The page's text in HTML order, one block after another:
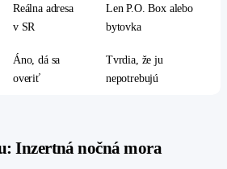
Reálna adresa
v SR
Len P.O. Box alebo
bytovka
Áno, dá sa
overiť
Tvrdia, že ju
nepotrebujú
Inzertná nočná mora